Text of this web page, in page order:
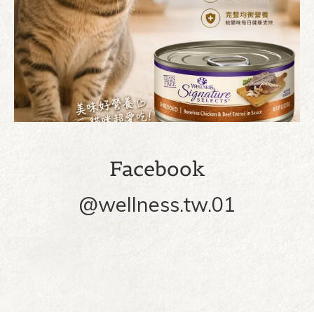
Facebook
@wellness.tw.01